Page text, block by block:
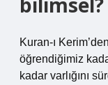
Kuran-ı
öğrendiğimiz
kadar varlığını